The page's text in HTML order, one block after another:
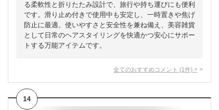
る柔軟性と折りたたみ設計で、旅行や持ち運びにも便利
です。滑り止め付きで使用中も安定し、一時置きや焦げ
防止に最適。使いやすさと安全性を兼ね備え、美容雑貨
として日常のヘアスタイリングを快適かつ安心にサポー
トする万能アイテムです。
全てのおすすめコメント (1 件) >
14